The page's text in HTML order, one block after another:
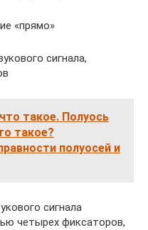
«прямо»
сигнала,
такое. Полуось
такое?
полуосей и
сигнала
четырех фиксаторов,